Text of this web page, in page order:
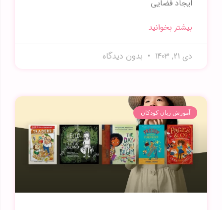
ایجاد فضایی
بیشتر بخوانید
دی 21, 1403 بدون دیدگاه
آموزش زبان کودکان